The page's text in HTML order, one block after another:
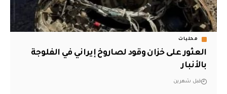
محليات
العثور على خزان وقود لصاروخ إيراني في الفلوجة
بالأنبار
قبل شهرين